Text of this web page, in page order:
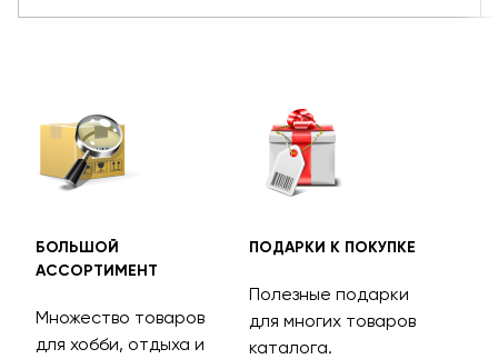
БОЛЬШОЙ
АССОРТИМЕНТ
Множество товаров
для хобби, отдыха и
ПОДАРКИ К ПОКУПКЕ
Полезные подарки
для многих товаров
каталога.